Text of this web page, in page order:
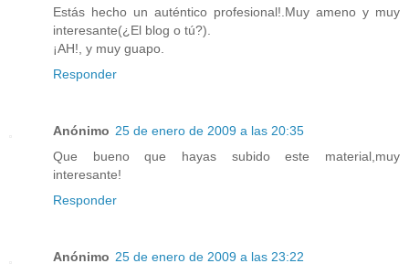
Estás hecho un auténtico profesional!.Muy ameno y muy
interesante(¿El blog o tú?).
¡AH!, y muy guapo.
Responder
Anónimo 25 de enero de 2009 a las 20:35
Que bueno que hayas subido este material,muy
interesante!
Responder
Anónimo 25 de enero de 2009 a las 23:22